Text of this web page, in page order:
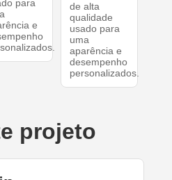
para
e
de alta
qualidade
usado para
uma
aparência e
desempenho
personalizados.
projeto